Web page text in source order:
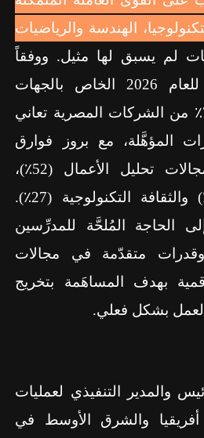
الهندسة والرياضيات
لم يسبق لها مثيل. ووفقاً
2026 الخاص بالجهات
٪ من الشركات المصرية تعاني
المؤهَّلة، مع بروز فوارق
تحليل الأعمال (52٪)،
والثقافة التكنولوجية (27٪).
الحاجة المُلحَّة للمدرِّسين
وقدرات متقدّمة في مجالات
بهدف المساهَمة بتخريج
بشكل فعلي.
والمدير التنفيذي لعمليات
والشرق الأوسط في